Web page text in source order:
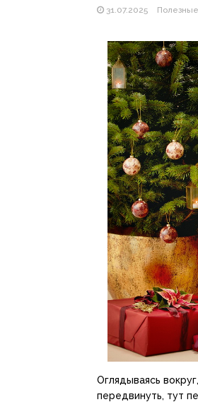
31.07.2025 Полезные
Оглядываясь
передвинуть, тут